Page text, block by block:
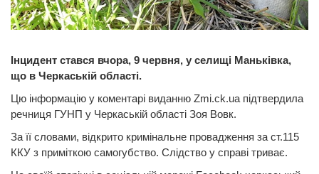
Інцидент стався вчора, 9 червня, у селищі Маньківка,
що в Черкаській області.
Цю інформацію у коментарі виданню Zmi.ck.ua підтвердила
речниця ГУНП у Черкаській області Зоя Вовк.
За її словами, відкрито кримінальне провадження за ст.115
ККУ з приміткою самогубство. Слідство у справі триває.